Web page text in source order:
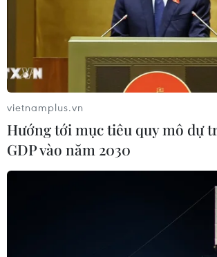
Nỗi lo nguồn cung khiến giá
Giá dầu Brent giao kỳ hạn tháng 10/
(tương đương 1,2%) lên 85,43 USD/
vietnamplus.vn
Hướng tới mục tiêu quy mô dự
GDP vào năm 2030